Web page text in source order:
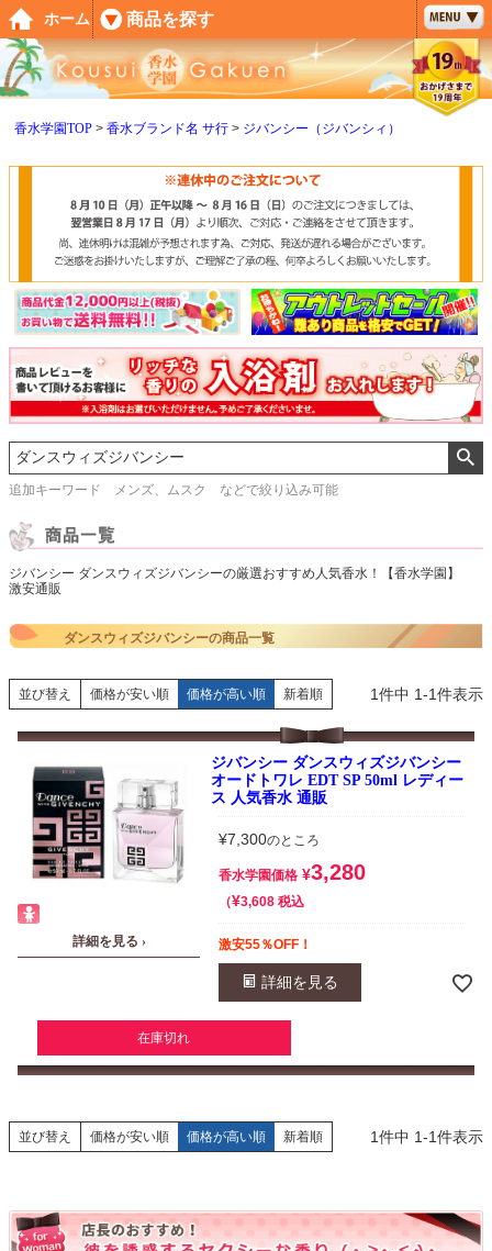
香水学園TOP 香水ブランド名 サ行 ジバンシー（ジバンシィ）
追加キーワード メンズ、ムスク などで絞り込み可能
ジバンシー ダンスウィズジバンシーの厳選おすすめ人気香水！【香水学園】
激安通販
ダンスウィズジバンシーの商品一覧
並び替え 価格が安い順 価格が高い順 新着順 1件中 1-1件表示
詳細を見る ›
ジバンシー ダンスウィズジバンシー
オードトワレ EDT SP 50ml レディー
ス 人気香水 通販
¥7,300のところ
香水学園価格 ¥3,280
¥3,608 税込
激安55％OFF！
詳細を見る
在庫切れ
並び替え 価格が安い順 価格が高い順 新着順 1件中 1-1件表示
ペー
ジト
ップ
へ
ホーム 商品を探す